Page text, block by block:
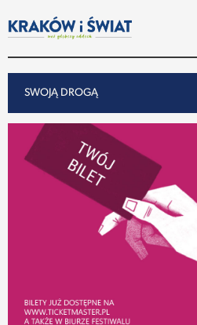
SWOJĄ DROGĄ
SWOJĄ DROGĄ
REPORTAŻ